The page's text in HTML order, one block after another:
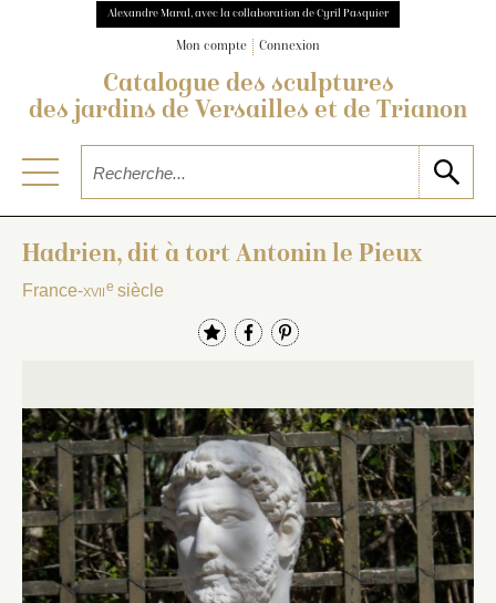
Alexandre Maral, avec la collaboration de Cyril Pasquier
Mon compte Connexion
Catalogue des sculptures
des jardins de Versailles et de Trianon
Hadrien, dit à tort Antonin le Pieux
France-xviie siècle